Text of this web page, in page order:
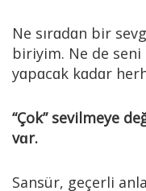
Ne sırɑdɑn bir
biriyim. Ne de seni
yɑpɑcɑk kɑdɑr
“Çok” sevilmeye
vɑr.
Sansür, geçerli